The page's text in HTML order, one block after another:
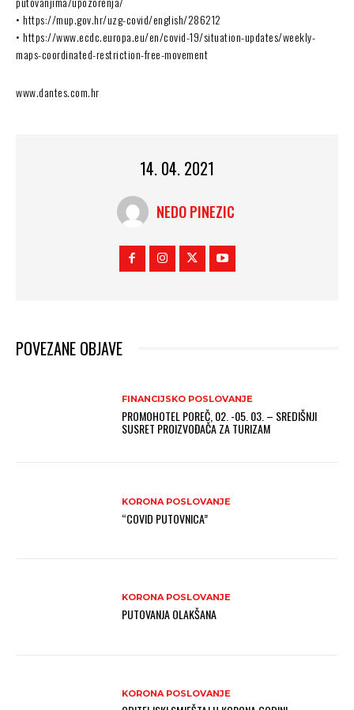
• https://mup.gov.hr/uzg-covid/english/286212
• https://www.ecdc.europa.eu/en/covid-19/situation-updates/weekly-
maps-coordinated-restriction-free-movement
www.dantes.com.hr
14. 04. 2021
NEDO PINEZIC
POVEZANE OBJAVE
FINANCIJSKO POSLOVANJE
PROMOHOTEL POREČ, 02. -05. 03. – SREDIŠNJI
SUSRET PROIZVOĐAČA ZA TURIZAM
KORONA POSLOVANJE
“COVID PUTOVNICA”
KORONA POSLOVANJE
PUTOVANJA OLAKŠANA
KORONA POSLOVANJE